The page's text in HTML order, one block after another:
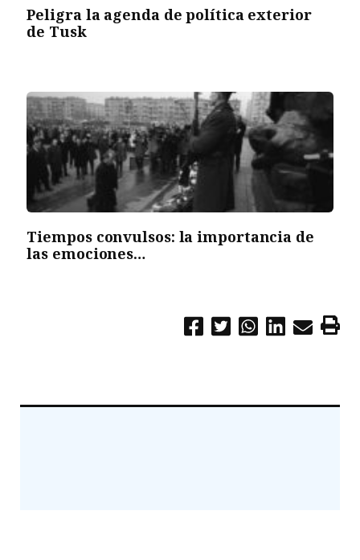
Peligra la agenda de política exterior
de Tusk
Tiempos convulsos: la importancia de
las emociones…